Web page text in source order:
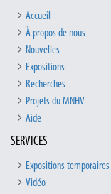
Accueil
À propos de nous
Nouvelles
Expositions
Recherches
Projets du MNHV
Aide
SERVICES
Expositions temporaires
Vidéo